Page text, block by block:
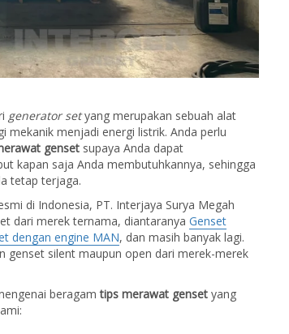
generator setyang merupakan sebuah alat
mekanik menjadi energi listrik. Anda perlu
genset supaya Anda dapat
kapan saja Anda membutuhkannya, sehingga
tetap terjaga.
di Indonesia, PT. Interjaya Surya Megah
dari merek ternama, diantaranya Genset
dengan engine MAN, dan masih banyak lagi.
genset silent maupun open dari merek-merek
beragamtips merawat genset yang